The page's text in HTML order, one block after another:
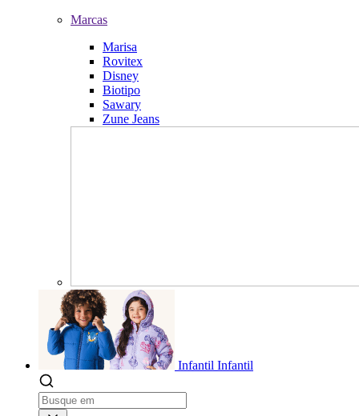
Marcas
Marisa
Rovitex
Disney
Biotipo
Sawary
Zune Jeans
Infantil Infantil